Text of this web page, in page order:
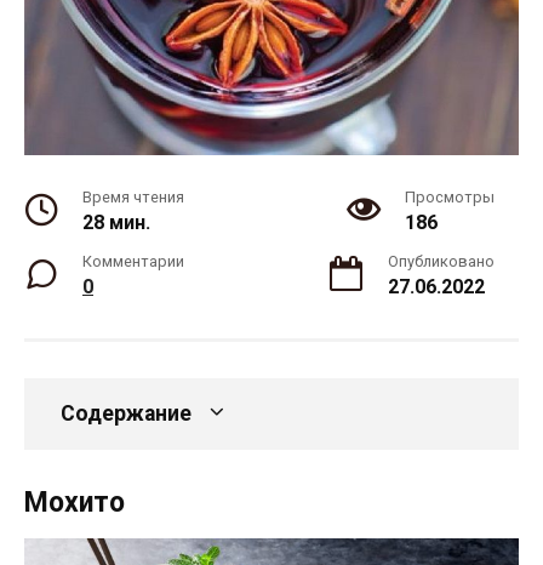
Время чтения
28 мин.
Просмотры
186
Комментарии
0
Опубликовано
27.06.2022
Содержание
Мохито